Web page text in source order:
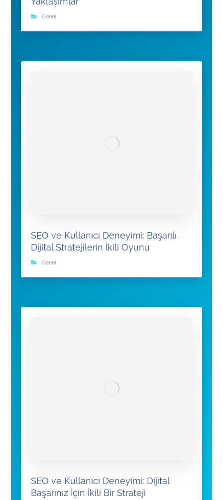
Genel
SEO ve Kullanıcı Deneyimi: Başarılı
Dijital Stratejilerin İkili Oyunu
Genel
SEO ve Kullanıcı Deneyimi: Dijital
Başarınız İçin İkili Bir Strateji